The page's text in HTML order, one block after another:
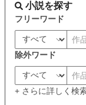
小説を探す
フリーワード
除外ワード
+ さらに詳しく検